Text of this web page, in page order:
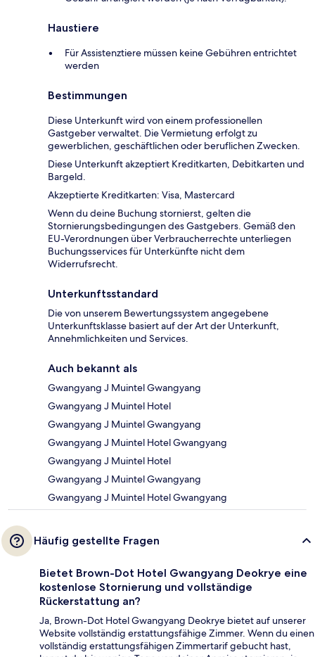
Haustiere
Für Assistenztiere müssen keine Gebühren entrichtet
werden
Bestimmungen
Diese Unterkunft wird von einem professionellen
Gastgeber verwaltet. Die Vermietung erfolgt zu
gewerblichen, geschäftlichen oder beruflichen Zwecken.
Diese Unterkunft akzeptiert Kreditkarten, Debitkarten und
Bargeld.
Akzeptierte Kreditkarten: Visa, Mastercard
Wenn du deine Buchung stornierst, gelten die
Stornierungsbedingungen des Gastgebers. Gemäß den
EU-Verordnungen über Verbraucherrechte unterliegen
Buchungsservices für Unterkünfte nicht dem
Widerrufsrecht.
Unterkunftsstandard
Die von unserem Bewertungssystem angegebene
Unterkunftsklasse basiert auf der Art der Unterkunft,
Annehmlichkeiten und Services.
Auch bekannt als
Gwangyang J Muintel Gwangyang
Gwangyang J Muintel Hotel
Gwangyang J Muintel Gwangyang
Gwangyang J Muintel Hotel Gwangyang
Gwangyang J Muintel Hotel
Gwangyang J Muintel Gwangyang
Gwangyang J Muintel Hotel Gwangyang
Häufig gestellte Fragen
Bietet Brown-Dot Hotel Gwangyang Deokrye eine
kostenlose Stornierung und vollständige
Rückerstattung an?
Ja, Brown-Dot Hotel Gwangyang Deokrye bietet auf unserer
Website vollständig erstattungsfähige Zimmer. Wenn du einen
vollständig erstattungsfähigen Zimmertarif gebucht hast,